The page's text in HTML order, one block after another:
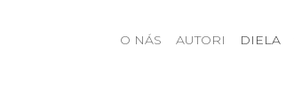
O NÁS AUTORI DIELA